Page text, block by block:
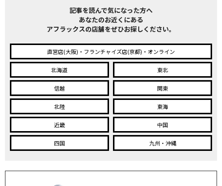
記事を読んで気になった方へ
あなたのお近くにある
アフラックスの店舗をぜひお探しください。
直営店(大阪)・フランチャイズ店(京都)・オンライン
北海道 東北
信越 関東
北陸 東海
近畿 中国
四国 九州・沖縄